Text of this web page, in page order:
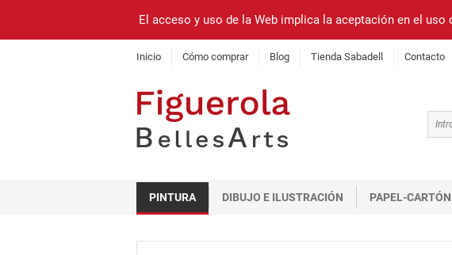
El acceso y uso de la Web implica la aceptación en el
Inicio Cómo comprar Blog Tienda Sabadell Contacto
PINTURA DIBUJO E ILUSTRACIÓN PAPEL-CARTÓN